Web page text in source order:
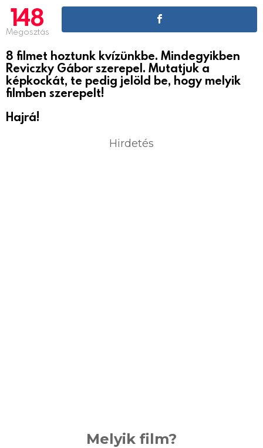
148
Megosztás
8 filmet hoztunk kvízünkbe. Mindegyikben
Reviczky Gábor szerepel. Mutatjuk a
képkockát, te pedig jelöld be, hogy melyik
filmben szerepelt!
Hajrá!
Hirdetés
Melyik film?